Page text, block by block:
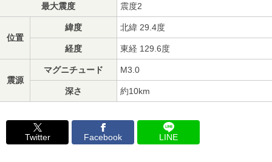
最大震度 震度2
位置
緯度 北緯 29.4度
経度 東経 129.6度
震源
マグニチュード M3.0
深さ 約10km
Twitter Facebook LINE